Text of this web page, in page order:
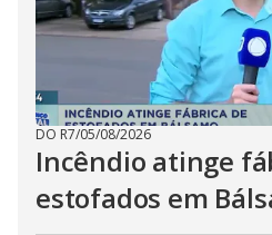
DO R7/05/08/2026
Incêndio atinge
estofados em